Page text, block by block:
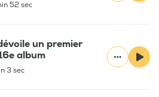
52 sec
un premier
album
3 sec